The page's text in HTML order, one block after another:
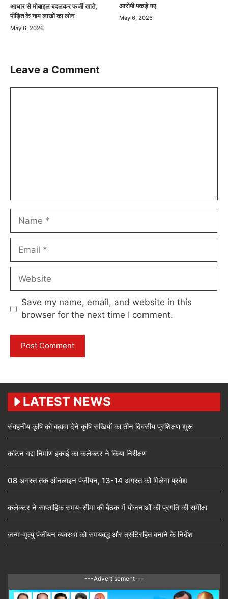
आधार से मोबाइल बदलकर फर्जी खाते,
पीड़ित के नाम लाखों का लोन
May 6, 2026
आरोपी पकड़े गए
May 6, 2026
Leave a Comment
Name
Email
Website
Save my name, email, and website in this
browser for the next time I comment.
LATEST NEWS
संवहनीय कृषि को बढ़ावा देने कृषि सखियों का तीन दिवसीय प्रशिक्षण शुरू
कॉटन गद्दा निर्माण इकाई का कलेक्टर ने किया निरीक्षण
08 अगस्त तक ऑनलाइन पंजीयन, 13-14 अगस्त को मिलेगा प्रवेश
कलेक्टर ने साप्ताहिक समय-सीमा की बैठक में योजनाओं की प्रगति की समीक्षा
जन्म-मृत्यु पंजीयन व्यवस्था को समयबद्ध और त्रुटिरहित बनाने के निर्देश
---Advertisement---